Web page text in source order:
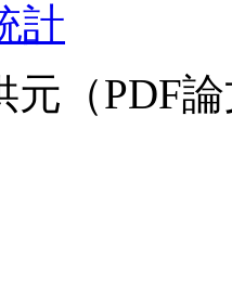
計
元（PDF